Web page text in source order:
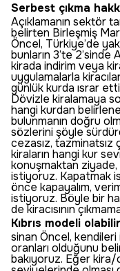
Serbest çıkma
Açıklamanın sektör
belirten Birleşmiş
Öncel, Türkiye’de
bunların 3’te 2’sinde
kirada indirim veya
uygulamalarla
günlük kurda ısrar
Dövizle kiralamaya
hangi kurdan
bulunmanın doğru
sözlerini şöyle
cezasız, tazminatsız
kiraların hangi kur
konuşmaktan ziyade,
istiyoruz. Kapatmak
önce kapayalım,
istiyoruz. Böyle bir
de kiracısının
Kıbrıs modeli olabilir
sinan Öncel,
oranları olduğunu
bakıyoruz. Eğer kira/